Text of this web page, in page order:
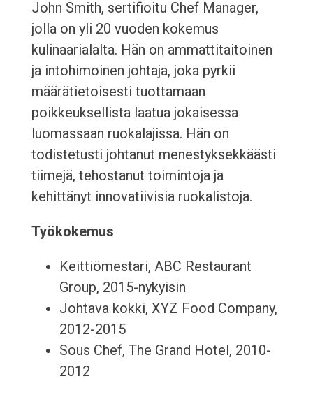
John Smith, sertifioitu Chef Manager,
jolla on yli 20 vuoden kokemus
kulinaarialalta. Hän on ammattitaitoinen
ja intohimoinen johtaja, joka pyrkii
määrätietoisesti tuottamaan
poikkeuksellista laatua jokaisessa
luomassaan ruokalajissa. Hän on
todistetusti johtanut menestyksekkäästi
tiimejä, tehostanut toimintoja ja
kehittänyt innovatiivisia ruokalistoja.
Työkokemus
Keittiömestari, ABC Restaurant
Group, 2015-nykyisin
Johtava kokki, XYZ Food Company,
2012-2015
Sous Chef, The Grand Hotel, 2010-
2012